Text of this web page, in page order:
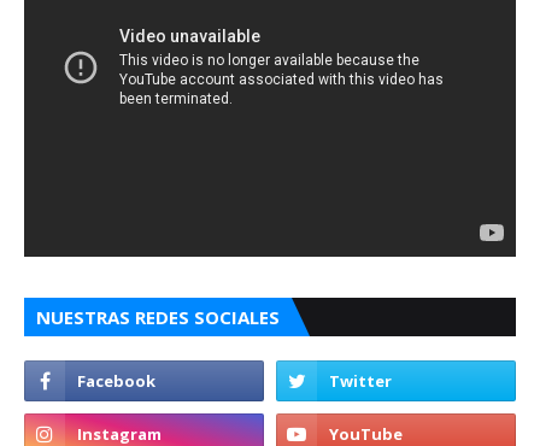
NUESTRAS REDES SOCIALES